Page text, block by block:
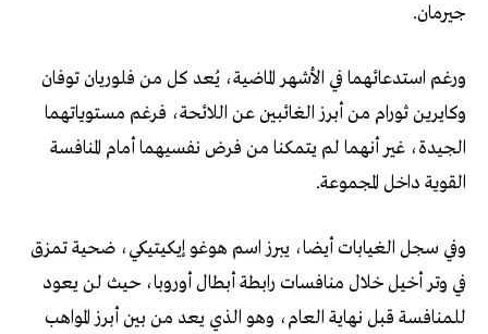
جيرمان.
ورغم استدعائهما في الأشهر الماضية، يُعد كل من فلوريان توفان
وكايرين ثورام من أبرز الغائبين عن اللائحة، فرغم مستوياتهما
الجيدة، غير أنهما لم يتمكنا من فرض نفسيهما أمام المنافسة
القوية داخل المجموعة.
وفي سجل الغيابات أيضا، يبرز اسم هوغو إيكيتيكي، ضحية تمزق
في وتر أخيل خلال منافسات رابطة أبطال أوروبا، حيث لن يعود
للمنافسة قبل نهاية العام، وهو الذي يعد من بين أبرز المواهب